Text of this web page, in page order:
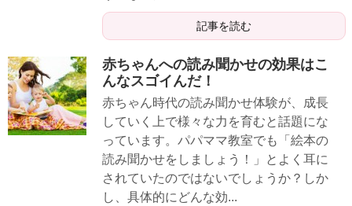
記事を読む
赤ちゃんへの読み聞かせの効果はこ
んなスゴイんだ！
赤ちゃん時代の読み聞かせ体験が、成長
していく上で様々な力を育むと話題にな
っています。パパママ教室でも「絵本の
読み聞かせをしましょう！」とよく耳に
されていたのではないでしょうか？しか
し、具体的にどんな効...